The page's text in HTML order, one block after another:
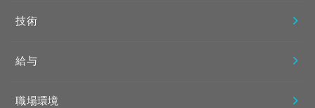
技術
給与
職場環境